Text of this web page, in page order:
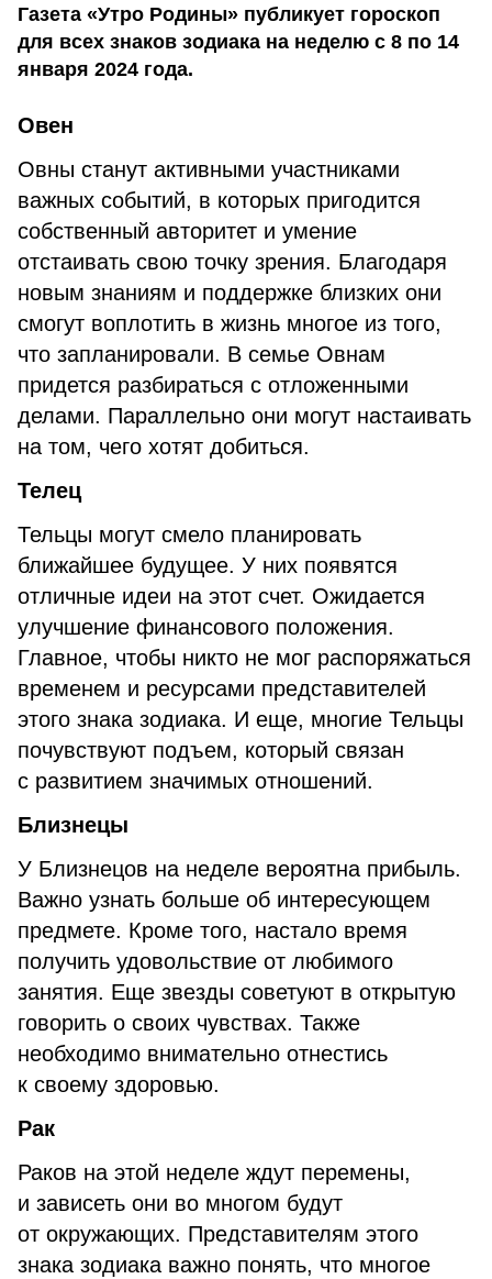
Газета «Утро Родины» публикует гороскоп
для всех знаков зодиака на неделю с 8 по 14
января 2024 года.
Овен
Овны станут активными участниками
важных событий, в которых пригодится
собственный авторитет и умение
отстаивать свою точку зрения. Благодаря
новым знаниям и поддержке близких они
смогут воплотить в жизнь многое из того,
что запланировали. В семье Овнам
придется разбираться с отложенными
делами. Параллельно они могут настаивать
на том, чего хотят добиться.
Телец
Тельцы могут смело планировать
ближайшее будущее. У них появятся
отличные идеи на этот счет. Ожидается
улучшение финансового положения.
Главное, чтобы никто не мог распоряжаться
временем и ресурсами представителей
этого знака зодиака. И еще, многие Тельцы
почувствуют подъем, который связан
с развитием значимых отношений.
Близнецы
У Близнецов на неделе вероятна прибыль.
Важно узнать больше об интересующем
предмете. Кроме того, настало время
получить удовольствие от любимого
занятия. Еще звезды советуют в открытую
говорить о своих чувствах. Также
необходимо внимательно отнестись
к своему здоровью.
Рак
Раков на этой неделе ждут перемены,
и зависеть они во многом будут
от окружающих. Представителям этого
знака зодиака важно понять, что многое